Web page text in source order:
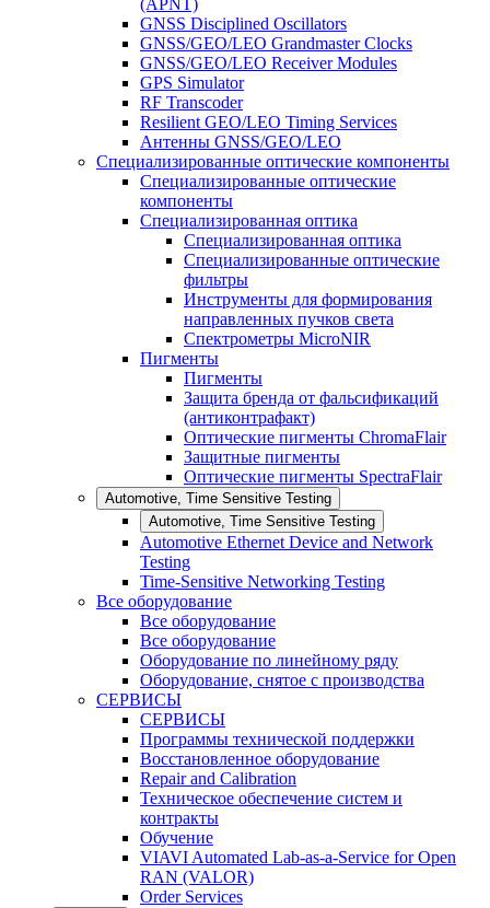
(APNT)
GNSS Disciplined Oscillators
GNSS/GEO/LEO Grandmaster Clocks
GNSS/GEO/LEO Receiver Modules
GPS Simulator
RF Transcoder
Resilient GEO/LEO Timing Services
Антенны GNSS/GEO/LEO
Специализированные оптические компоненты
Специализированные оптические
компоненты
Специализированная оптика
Специализированная оптика
Специализированные оптические
фильтры
Инструменты для формирования
направленных пучков света
Спектрометры MicroNIR
Пигменты
Пигменты
Защита бренда от фальсификаций
(антиконтрафакт)
Оптические пигменты ChromaFlair
Защитные пигменты
Оптические пигменты SpectraFlair
Automotive, Time Sensitive Testing
Automotive, Time Sensitive Testing
Automotive Ethernet Device and Network
Testing
Time-Sensitive Networking Testing
Все оборудование
Все оборудование
Все оборудование
Оборудование по линейному ряду
Оборудование, снятое с производства
СЕРВИСЫ
СЕРВИСЫ
Программы технической поддержки
Восстановленное оборудование
Repair and Calibration
Техническое обеспечение систем и
контракты
Обучение
VIAVI Automated Lab-as-a-Service for Open
RAN (VALOR)
Order Services